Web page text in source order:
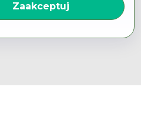
Zaakceptuj